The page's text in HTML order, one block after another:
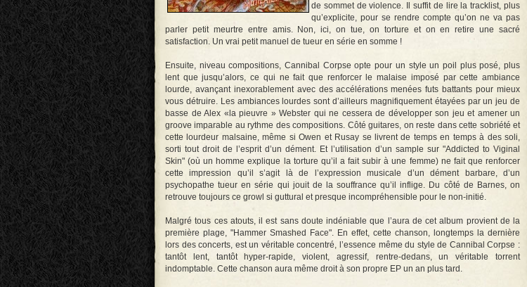
de sommet de violence. Il suffit de lire la tracklist, plus
qu’explicite, pour se rendre compte qu’on ne va pas
parler petit meurtre entre amis. Non, ici, on tue, on torture et on en retire une sacré
satisfaction. Un vrai petit manuel de tueur en série en somme !
Ensuite, niveau compositions, Cannibal Corpse opte pour un style un poil plus posé, plus
lent que jusqu’alors, ce qui ne fait que renforcer le malaise imposé par cette ambiance
lourde, avançant inexorablement avec des accélérations menées futs battants pour mieux
vous détruire. Les ambiances lourdes sont d’ailleurs magnifiquement étayées par un jeu de
basse de Alex «la pieuvre » Webster qui ne cessera de développer son jeu et amener un
groove imparable au rythme des compositions. Côté guitares, on reste dans cette sobriété et
cette lourdeur malsaine, même si Owen et Rusay se livrent de temps en temps à des soli,
sorti tout droit de l’esprit d’un dément. Et l’utilisation d’un sample sur "Addicted to Viginal
Skin" (où un homme explique la torture qu’il a fait subir à une femme) ne fait que renforcer
cette impression qu’il s’agit là de l’expression musicale d’un dément barbare, d’un
psychopathe tueur en série qui jouit de la souffrance qu’il inflige. Du côté de Barnes, on
retrouve toujours ce growl si guttural et presque incompréhensible pour le non-initié.
Malgré tous ces atouts, il est sans doute indéniable que l’aura de cet album provient de la
première plage, "Hammer Smashed Face". En effet, cette chanson, longtemps la dernière
lors des concerts, est un véritable concentré, l’essence même du style de Cannibal Corpse :
tantôt lent, tantôt hyper-rapide, violent, agressif, rentre-dedans, un véritable torrent
indomptable. Cette chanson aura même droit à son propre EP un an plus tard.